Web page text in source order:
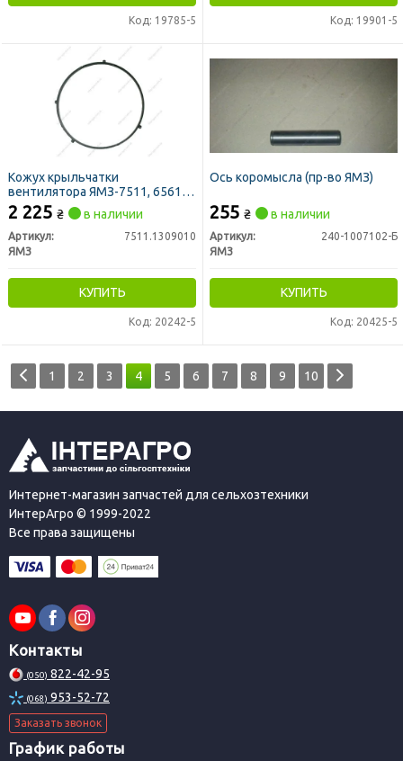
Код: 19785-5 Код: 19901-5
Кожух крыльчатки
вентилятора ЯМЗ-7511, 6561
радиатора (кольцо) d-710mm
(пр-во ЯМЗ)
2 225 ₴ в наличии
Артикул:
7511.1309010
ЯМЗ
КУПИТЬ
Код: 20242-5
Ось коромысла (пр-во ЯМЗ)
255 ₴ в наличии
Артикул:
240-1007102-Б
ЯМЗ
КУПИТЬ
Код: 20425-5
1 2 3 4 5 6 7 8 9 10
Интернет-магазин запчастей для сельхозтехники
ИнтерАгро © 1999-2022
Все права защищены
Контакты
(050) 822-42-95
(068) 953-52-72
Заказать звонок
График работы